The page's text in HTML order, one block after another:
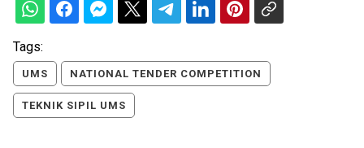
Tags:
UMS NATIONAL TENDER COMPETITION
TEKNIK SIPIL UMS